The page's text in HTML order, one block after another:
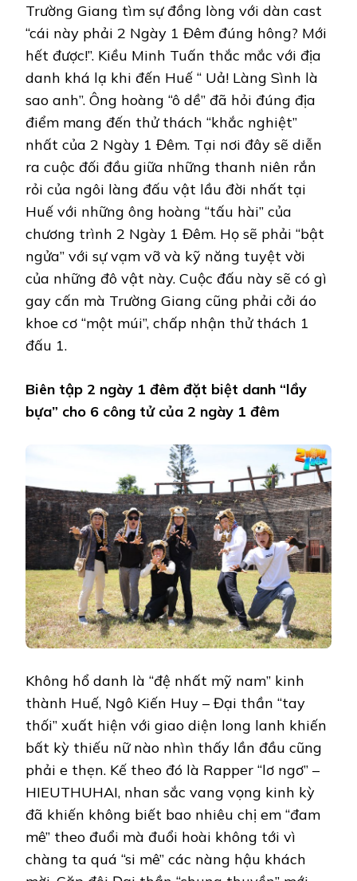
Trường Giang tìm sự đồng lòng với dàn cast
“cái này phải 2 Ngày 1 Đêm đúng hông? Mới
hết được!”. Kiều Minh Tuấn thắc mắc với địa
danh khá lạ khi đến Huế “ Uả! Làng Sình là
sao anh”. Ông hoàng “ô dề” đã hỏi đúng địa
điểm mang đến thử thách “khắc nghiệt”
nhất của 2 Ngày 1 Đêm. Tại nơi đây sẽ diễn
ra cuộc đối đầu giữa những thanh niên rắn
rỏi của ngôi làng đấu vật lầu đời nhất tại
Huế với những ông hoàng “tấu hài” của
chương trình 2 Ngày 1 Đêm. Họ sẽ phải “bật
ngửa” với sự vạm vỡ và kỹ năng tuyệt vời
của những đô vật này. Cuộc đấu này sẽ có gì
gay cấn mà Trường Giang cũng phải cởi áo
khoe cơ “một múi”, chấp nhận thử thách 1
đấu 1.
Biên tập 2 ngày 1 đêm đặt biệt danh “lầy
bựa” cho 6 công tử của 2 ngày 1 đêm
Không hổ danh là “đệ nhất mỹ nam” kinh
thành Huế, Ngô Kiến Huy – Đại thần “tay
thối” xuất hiện với giao diện long lanh khiến
bất kỳ thiếu nữ nào nhìn thấy lần đầu cũng
phải e thẹn. Kế theo đó là Rapper “lơ ngơ” –
HIEUTHUHAI, nhan sắc vang vọng kinh kỳ
đã khiến không biết bao nhiêu chị em “đam
mê” theo đuổi mà đuổi hoài không tới vì
chàng ta quá “si mê” các nàng hậu khách